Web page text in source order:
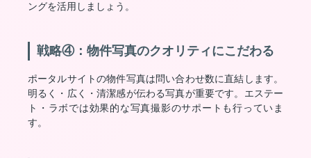
ングを活用しましょう。
戦略④：物件写真のクオリティにこだわる
ポータルサイトの物件写真は問い合わせ数に直結します。
明るく・広く・清潔感が伝わる写真が重要です。エステー
ト・ラボでは効果的な写真撮影のサポートも行っていま
す。